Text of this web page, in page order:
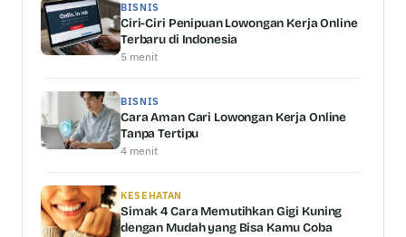
BISNIS
Ciri-Ciri Penipuan Lowongan Kerja Online
Terbaru di Indonesia
5 menit
BISNIS
Cara Aman Cari Lowongan Kerja Online
Tanpa Tertipu
4 menit
KESEHATAN
Simak 4 Cara Memutihkan Gigi Kuning
dengan Mudah yang Bisa Kamu Coba